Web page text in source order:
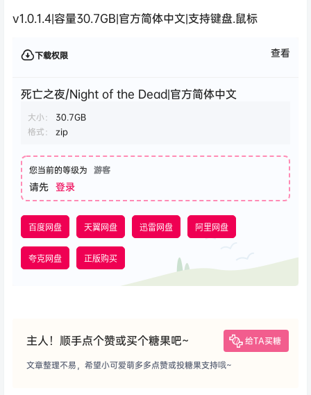
v1.0.1.4|容量30.7GB|官方简体中文|支持键盘.鼠标
下载权限 查看
死亡之夜/Night of the Dead|官方简体中文
大小：
30.7GB
格式：
zip
您当前的等级为 游客
请先 登录
百度网盘 天翼网盘 迅雷网盘 阿里网盘
夸克网盘 正版购买
主人！顺手点个赞或买个糖果吧~ 给TA买糖
文章整理不易，希望小可爱萌多多点赞或投糖果支持哦~